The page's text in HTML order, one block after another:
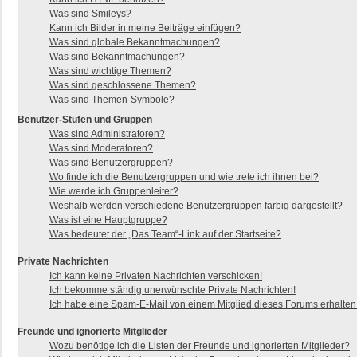
Was sind Smileys?
Kann ich Bilder in meine Beiträge einfügen?
Was sind globale Bekanntmachungen?
Was sind Bekanntmachungen?
Was sind wichtige Themen?
Was sind geschlossene Themen?
Was sind Themen-Symbole?
Benutzer-Stufen und Gruppen
Was sind Administratoren?
Was sind Moderatoren?
Was sind Benutzergruppen?
Wo finde ich die Benutzergruppen und wie trete ich ihnen bei?
Wie werde ich Gruppenleiter?
Weshalb werden verschiedene Benutzergruppen farbig dargestellt?
Was ist eine Hauptgruppe?
Was bedeutet der „Das Team“-Link auf der Startseite?
Private Nachrichten
Ich kann keine Privaten Nachrichten verschicken!
Ich bekomme ständig unerwünschte Private Nachrichten!
Ich habe eine Spam-E-Mail von einem Mitglied dieses Forums
Freunde und ignorierte Mitglieder
Wozu benötige ich die Listen der Freunde und ignorierten Mitglieder?